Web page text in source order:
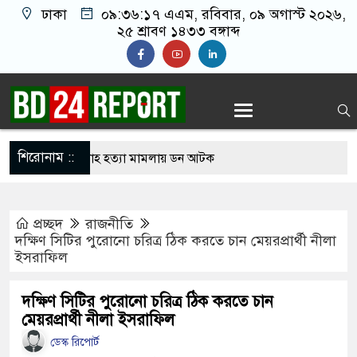
ঢাকা ০৯:৩৬:১৮ এএম, রবিবার, ০৯ অগাস্ট ২০২৬,
২৫ শ্রাবণ ১৪৩৩ বঙ্গাব্দ
শিরোনাম ::
সালমান শাহ হত্যা মামলায় ডন আটক
বিএনপি ছাড়া কেউ মনোনয়নপত্র নেননি: ইসি সচিব
পরিদর্শনে গিয়ে দেখলেন দায়িত্ব অবহেলা, সিভিল
স্বাস্থ্যমন্ত্রীর
প্রচ্ছদ
রাজনীতি
দক্ষিণ সিটির পুরোনো চরিত্র ঠিক করতে চান মেয়রপ্রার্থী নীলা
ইসরাফিল
দক্ষিণ সিটির পুরোনো চরিত্র ঠিক করতে চান
মেয়রপ্রার্থী নীলা ইসরাফিল
ডেস্ক রিপোর্ট